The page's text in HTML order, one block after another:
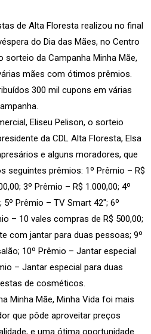
de Alta Floresta realizou no final
do Dia das Mães, no Centro
sorteio da Campanha Minha Mãe,
mães com ótimos prêmios.
300 mil cupons em várias
Eliseu Pelison, o sorteio
da CDL Alta Floresta, Elsa
e alguns moradores, que
seguintes prêmios: 1º Prêmio – R$
3º Prêmio – R$ 1.000,00; 4º
Prêmio – TV Smart 42″; 6º
– 10 vales compras de R$ 500,00;
com jantar para duas pessoas; 9º
10º Prêmio – Jantar especial
– Jantar especial para duas
de cosméticos.
Minha Mãe, Minha Vida foi mais
que pôde aproveitar preços
e uma ótima oportunidade